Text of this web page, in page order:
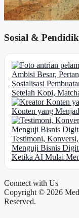
Sosial &
Ambisi Besar,
Sosialisasi
Setelah Kopi,
Konten yang
Testimoni,
Menguji Bisnis
Ketika AI Mulai
Connect with Us
Copyright © 2026
Reserved.